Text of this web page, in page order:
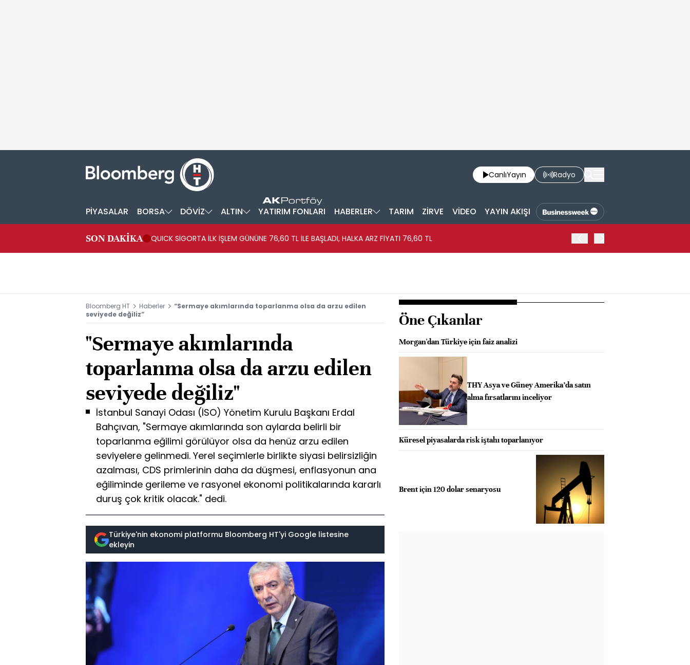
CanlıYayın Radyo
PİYASALAR BORSA DÖVİZ ALTIN YATIRIM FONLARI HABERLER TARIM ZİRVE VİDEO YAYIN AKIŞI
SON DAKİKA QUICK SİGORTA İLK İŞLEM GÜNÜNE 76,60 TL İLE BAŞLADI, HALKA ARZ FİYATI 76,60 TL
Bloomberg HT Haberler
“Sermaye akımlarında toparlanma olsa da arzu edilen
seviyede değiliz”
"Sermaye akımlarında
toparlanma olsa da arzu edilen
seviyede değiliz"
İstanbul Sanayi Odası (İSO) Yönetim Kurulu Başkanı Erdal
Bahçıvan, "Sermaye akımlarında son aylarda belirli bir
toparlanma eğilimi görülüyor olsa da henüz arzu edilen
seviyelere gelinmedi. Yerel seçimlerle birlikte siyasi belirsizliğin
azalması, CDS primlerinin daha da düşmesi, enflasyonun ana
eğiliminde gerileme ve rasyonel ekonomi politikalarında kararlı
duruş çok kritik olacak." dedi.
Türkiye'nin ekonomi platformu Bloomberg HT'yi Google listesine
ekleyin
Öne Çıkanlar
Morgan'dan Türkiye için faiz analizi
THY Asya ve Güney Amerika’da satın
alma fırsatlarını inceliyor
Küresel piyasalarda risk iştahı toparlanıyor
Brent için 120 dolar senaryosu